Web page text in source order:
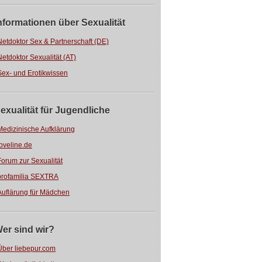
über Sexualität
Sex & Partnerschaft (DE)
Sexualität (AT)
und Erotikwissen
für Jugendliche
Aufklärung
zur Sexualität
SEXTRA
für Mädchen
sind wir?
liebepur.com